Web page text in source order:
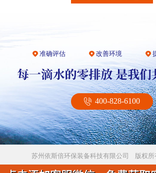
准确评估 改善环境
400-828-6100
苏州依斯倍环保装备科技有限公司 版权